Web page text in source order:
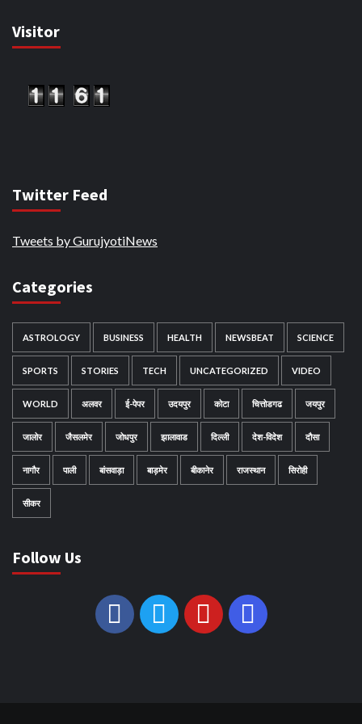
Visitor
Twitter Feed
Tweets by GurujyotiNews
Categories
ASTROLOGY BUSINESS HEALTH NEWSBEAT SCIENCE
SPORTS STORIES TECH UNCATEGORIZED VIDEO
WORLD अलवर ई-पेपर उदयपुर कोटा चित्तोडगढ जयपुर
जालोर जैसलमेर जोधपुर झालावाड दिल्ली देश-विदेश दौसा
नागौर पाली बांसवाड़ा बाड़मेर बीकानेर राजस्थान सिरोही
सीकर
Follow Us